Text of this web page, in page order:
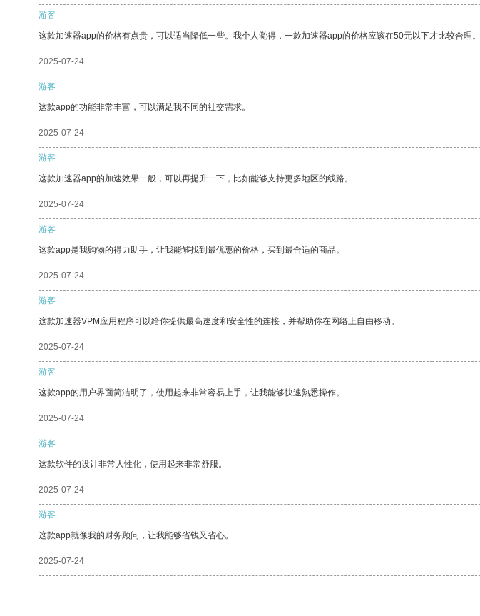
游客
这款加速器app的价格有点贵，可以适当降低一些。我个人觉得，一款加速器app的价格应该在50元以下才比较合理。
2025-07-24
游客
这款app的功能非常丰富，可以满足我不同的社交需求。
2025-07-24
游客
这款加速器app的加速效果一般，可以再提升一下，比如能够支持更多地区的线路。
2025-07-24
游客
这款app是我购物的得力助手，让我能够找到最优惠的价格，买到最合适的商品。
2025-07-24
游客
这款加速器VPM应用程序可以给你提供最高速度和安全性的连接，并帮助你在网络上自由移动。
2025-07-24
游客
这款app的用户界面简洁明了，使用起来非常容易上手，让我能够快速熟悉操作。
2025-07-24
游客
这款软件的设计非常人性化，使用起来非常舒服。
2025-07-24
游客
这款app就像我的财务顾问，让我能够省钱又省心。
2025-07-24